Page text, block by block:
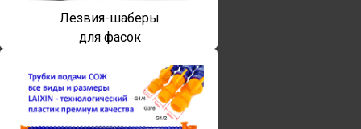
Лезвия-шаберы
для фасок